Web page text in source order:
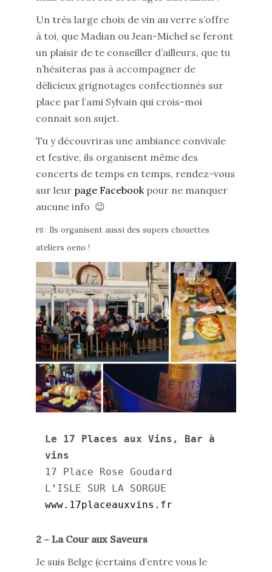
Un très large choix de vin au verre s’offre
à toi, que Madian ou Jean-Michel se feront
un plaisir de te conseiller d’ailleurs, que tu
n’hésiteras pas à accompagner de
délicieux grignotages confectionnés sur
place par l’ami Sylvain qui crois-moi
connait son sujet.
Tu y découvriras une ambiance convivale
et festive, ils organisent même des
concerts de temps en temps, rendez-vous
sur leur page Facebook pour ne manquer
aucune info 😉
PS : Ils organisent aussi des supers chouettes
ateliers oeno !
Le 17 Places aux Vins, Bar à
vins
17 Place Rose Goudard
www.17placeauxvins.fr
2 – La Cour aux Saveurs
Je suis Belge (certains d’entre vous le